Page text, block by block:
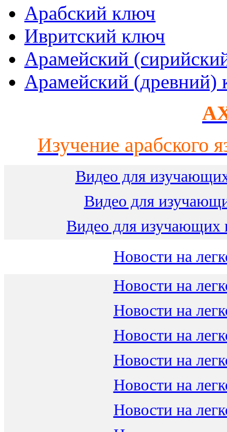
Арабский ключ
Ивритский ключ
Арамейский
Арамейский (древний)
Изучение арабского
Видео для
Видео для
Видео для изучающих
Новости на
Новости на
Новости на
Новости на
Новости на
Новости на
Новости на